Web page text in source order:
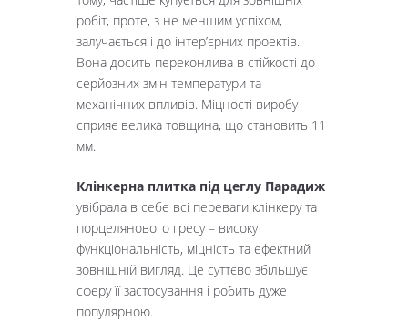
робіт, проте, з не меншим успіхом,
залучається і до інтер’єрних проектів.
Вона досить переконлива в стійкості до
серйозних змін температури та
механічних впливів. Міцності виробу
сприяє велика товщина, що становить 11
мм.
Клінкерна плитка під цеглу Парадиж
увібрала в себе всі переваги клінкеру та
порцелянового гресу – високу
функціональність, міцність та ефектний
зовнішній вигляд. Це суттєво збільшує
сферу її застосування і робить дуже
популярною.